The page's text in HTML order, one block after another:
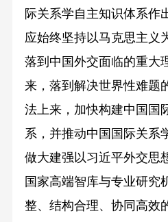
际关系学自主知识体系作
应始终坚持以马克思主义
落到中国外交面临的重大
来，落到解决世界性难题
法上来，加快构建中国国
系，并推动中国国际关系
做大建强以习近平外交思
国家高端智库与专业研究
整、结构合理、协同高效